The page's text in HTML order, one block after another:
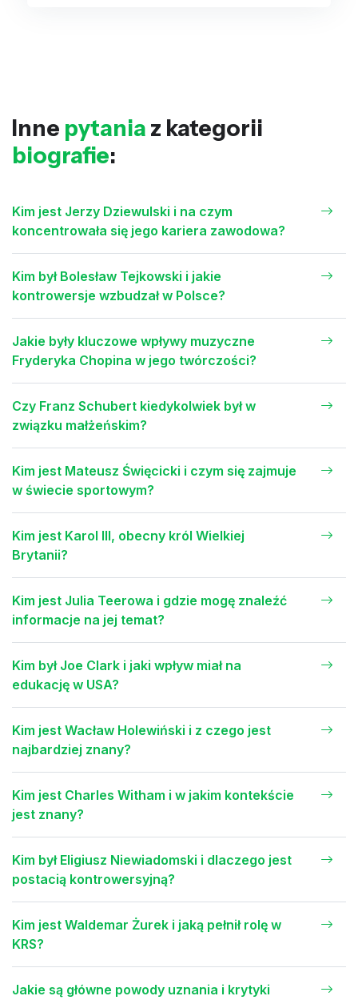
Inne pytania z kategorii
biografie:
Kim jest Jerzy Dziewulski i na czym
koncentrowała się jego kariera zawodowa?
Kim był Bolesław Tejkowski i jakie
kontrowersje wzbudzał w Polsce?
Jakie były kluczowe wpływy muzyczne
Fryderyka Chopina w jego twórczości?
Czy Franz Schubert kiedykolwiek był w
związku małżeńskim?
Kim jest Mateusz Święcicki i czym się zajmuje
w świecie sportowym?
Kim jest Karol III, obecny król Wielkiej
Brytanii?
Kim jest Julia Teerowa i gdzie mogę znaleźć
informacje na jej temat?
Kim był Joe Clark i jaki wpływ miał na
edukację w USA?
Kim jest Wacław Holewiński i z czego jest
najbardziej znany?
Kim jest Charles Witham i w jakim kontekście
jest znany?
Kim był Eligiusz Niewiadomski i dlaczego jest
postacią kontrowersyjną?
Kim jest Waldemar Żurek i jaką pełnił rolę w
KRS?
Jakie są główne powody uznania i krytyki